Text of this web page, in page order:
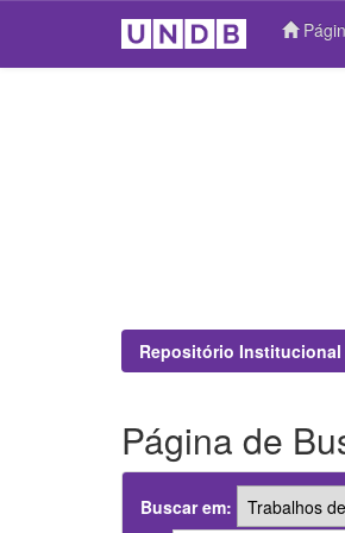
Repositório Institucional
Página de
Buscar em: